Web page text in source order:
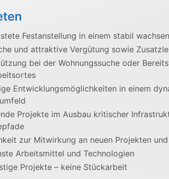
Festanstellung in einem stabil
und attraktive Vergütung sowie
bei der Wohnungssuche oder
Entwicklungsmöglichkeiten in einem
Projekte im Ausbau kritischer
zur Mitwirkung an neuen Projekten
Arbeitsmittel und Technologien
Projekte – keine Stückarbeit